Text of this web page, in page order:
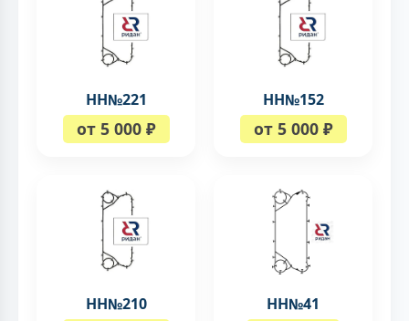
НН№221
от 5 000 ₽
НН№152
от 5 000 ₽
НН№210 НН№41